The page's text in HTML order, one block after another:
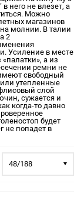
него не влезет, а
Можно
магазинов
молнии. В талии
2
Усиление в месте
а из
ремни не
свободный
утепленные
слой
сужается и
когда-то давно
будет
не попадет в
48/188